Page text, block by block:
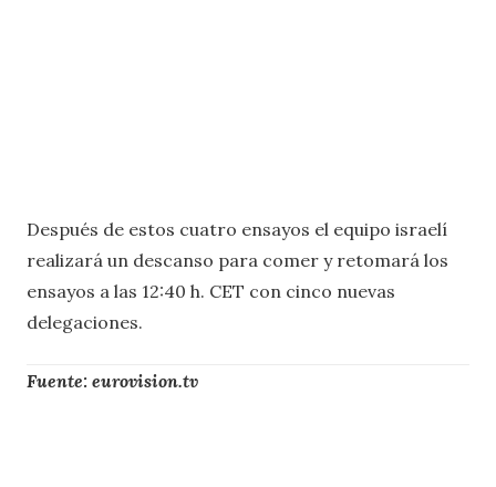
Después de estos cuatro ensayos el equipo israelí
realizará un descanso para comer y retomará los
ensayos a las 12:40 h. CET con cinco nuevas
delegaciones.
Fuente: eurovision.tv